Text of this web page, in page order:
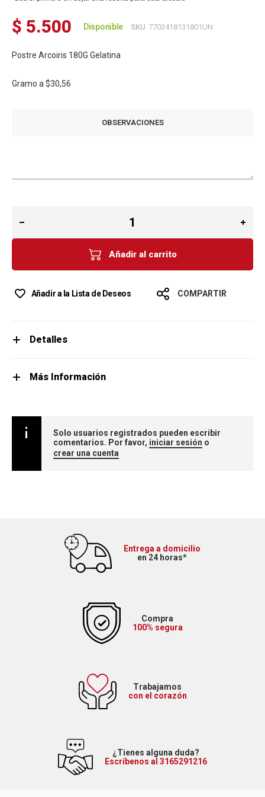
$ 5.500 Disponible SKU 7703418131801UN
Postre Arcoiris 180G Gelatina
Gramo a $30,56
OBSERVACIONES
Añadir al carrito
Añadir a la Lista de Deseos COMPARTIR
Detalles
Más Información
Solo usuarios registrados pueden escribir
comentarios. Por favor, iniciar sesión o
crear una cuenta
Entrega a domicilio
en 24 horas*
Compra
100% segura
Trabajamos
con el corazón
¿Tienes alguna duda?
Escríbenos al 3165291216